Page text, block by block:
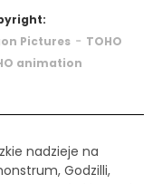
Pictures- TOHO
animation
nadzieje na
Godzilli,